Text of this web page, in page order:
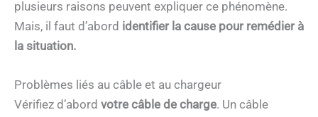
plusieurs raisons peuvent expliquer ce phénomène.
Mais, il faut d’abord identifier la cause pour remédier à
la situation.
Problèmes liés au câble et au chargeur
Vérifiez d’abord votre câble de charge. Un câble